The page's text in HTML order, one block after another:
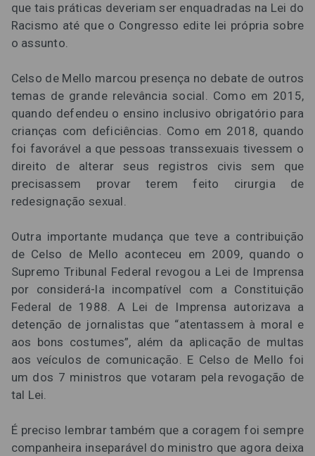
que tais práticas deveriam ser enquadradas na Lei do
Racismo até que o Congresso edite lei própria sobre
o assunto.
Celso de Mello marcou presença no debate de outros
temas de grande relevância social. Como em 2015,
quando defendeu o ensino inclusivo obrigatório para
crianças com deficiências. Como em 2018, quando
foi favorável a que pessoas transsexuais tivessem o
direito de alterar seus registros civis sem que
precisassem provar terem feito cirurgia de
redesignação sexual.
Outra importante mudança que teve a contribuição
de Celso de Mello aconteceu em 2009, quando o
Supremo Tribunal Federal revogou a Lei de Imprensa
por considerá-la incompatível com a Constituição
Federal de 1988. A Lei de Imprensa autorizava a
detenção de jornalistas que “atentassem à moral e
aos bons costumes”, além da aplicação de multas
aos veículos de comunicação. E Celso de Mello foi
um dos 7 ministros que votaram pela revogação de
tal Lei.
É preciso lembrar também que a coragem foi sempre
companheira inseparável do ministro que agora deixa